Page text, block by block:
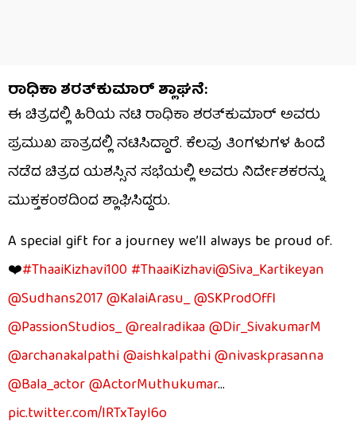
ರಾಧಿಕಾ ಶರತ್‌ಕುಮಾರ್ ಶ್ಲಾಘನೆ:
ಈ ಚಿತ್ರದಲ್ಲಿ ಹಿರಿಯ ನಟಿ ರಾಧಿಕಾ ಶರತ್‌ಕುಮಾರ್ ಅವರು
ಪ್ರಮುಖ ಪಾತ್ರದಲ್ಲಿ ನಟಿಸಿದ್ದಾರೆ. ಕೆಲವು ತಿಂಗಳುಗಳ ಹಿಂದೆ
ನಡೆದ ಚಿತ್ರದ ಯಶಸ್ಸಿನ ಸಭೆಯಲ್ಲಿ ಅವರು ನಿರ್ದೇಶಕರನ್ನು
ಮುಕ್ತಕಂಠದಿಂದ ಶ್ಲಾಘಿಸಿದ್ದರು.
A special gift for a journey we’ll always be proud of.
❤️#ThaaiKizhavi100#ThaaiKizhavi@Siva_Kartikeyan
@Sudhans2017@KalaiArasu_@SKProdOffl
@PassionStudios_@realradikaa@Dir_SivakumarM
@archanakalpathi@aishkalpathi@nivaskprasanna
@Bala_actor@ActorMuthukumar…
pic.twitter.com/IRTxTayI6o